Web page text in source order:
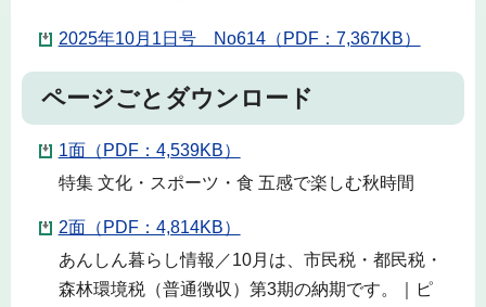
2025年10月1日号 No614（PDF：7,367KB）
ページごとダウンロード
1面（PDF：4,539KB）
特集 文化・スポーツ・食 五感で楽しむ秋時間
2面（PDF：4,814KB）
あんしん暮らし情報／10月は、市民税・都民税・
森林環境税（普通徴収）第3期の納期です。｜ピ